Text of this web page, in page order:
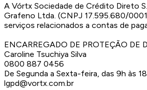
A Vórtx Sociedade de Crédito Direto
Grafeno Ltda. (CNPJ 17.595.680/
serviços relacionados a contas de
ENCARREGADO DE PROTEÇÃO DE
Caroline Tsuchiya Silva
0800 887 0456
De Segunda a Sexta-feira, das 9h às
lgpd@vortx.com.br